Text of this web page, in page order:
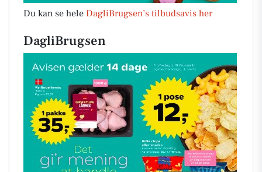
Du kan se hele DagliBrugsen’s tilbudsavis her
DagliBrugsen